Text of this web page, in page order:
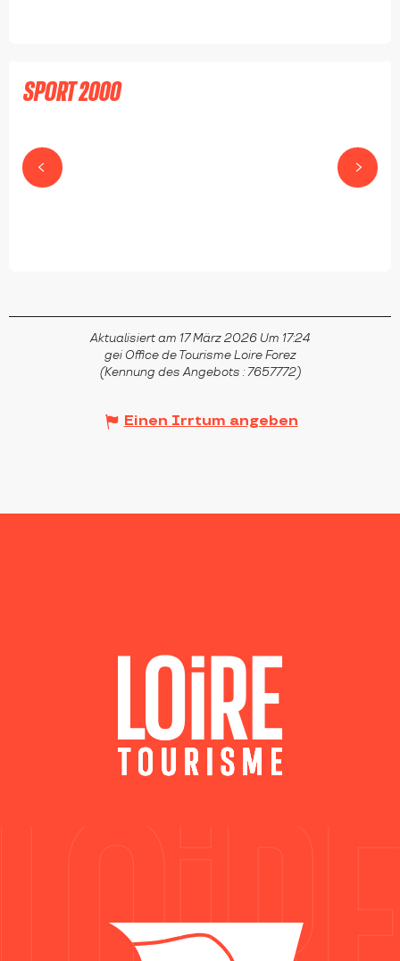
SPORT 2000
Aktualisiert am 17 März 2026 Um 17:24
gei Office de Tourisme Loire Forez
(Kennung des Angebots :7657772)
Einen Irrtum angeben